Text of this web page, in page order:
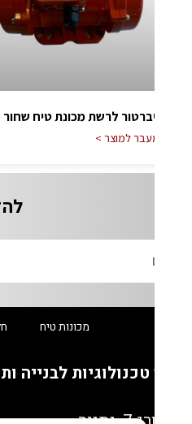
לרשת מכונת טיח שחור
למוצר >
מכונות טיח חלקי
לבנייה